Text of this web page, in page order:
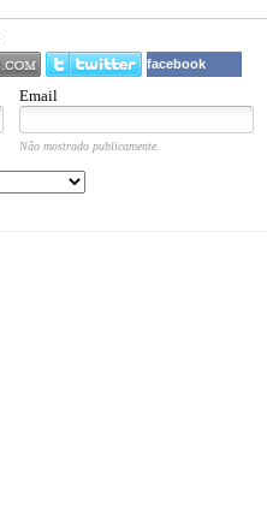
facebook
Email
Não mostrado publicamente.